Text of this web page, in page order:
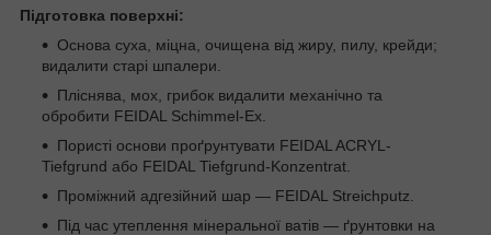
Підготовка поверхні:
Основа суха, міцна, очищена від жиру, пилу, крейди;
видалити старі шпалери.
Пліснява, мох, грибок видалити механічно та
обробити FEIDAL Schimmel-Ex.
Пористі основи проґрунтувати FEIDAL ACRYL-
Tiefgrund або FEIDAL Tiefgrund-Konzentrat.
Проміжний адгезійний шар — FEIDAL Streichputz.
Під час утеплення мінеральної ватів — ґрунтовки на